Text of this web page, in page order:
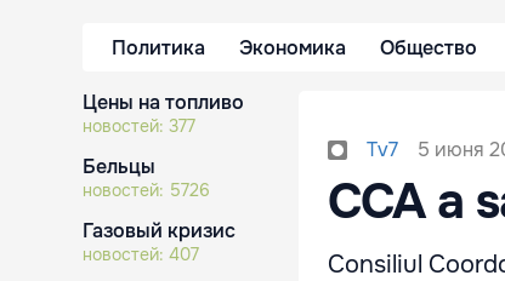
Политика Экономика Общество
Цены на топливо
новостей: 377
Бельцы
новостей: 5726
Газовый кризис
новостей: 407
Tv7 5 июня
CCA a
Consiliul